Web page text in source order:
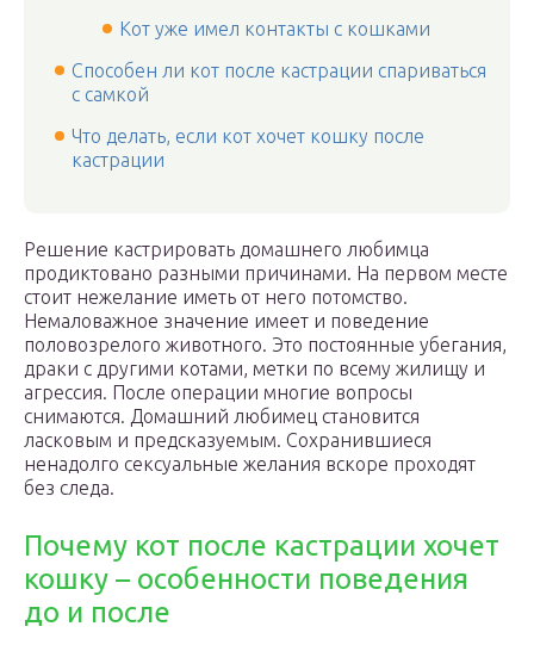
Кот уже имел контакты с кошками
Способен ли кот после кастрации спариваться
с самкой
Что делать, если кот хочет кошку после
кастрации
Решение кастрировать домашнего любимца
продиктовано разными причинами. На первом месте
стоит нежелание иметь от него потомство.
Немаловажное значение имеет и поведение
половозрелого животного. Это постоянные убегания,
драки с другими котами, метки по всему жилищу и
агрессия. После операции многие вопросы
снимаются. Домашний любимец становится
ласковым и предсказуемым. Сохранившиеся
ненадолго сексуальные желания вскоре проходят
без следа.
Почему кот после кастрации хочет
кошку – особенности поведения
до и после